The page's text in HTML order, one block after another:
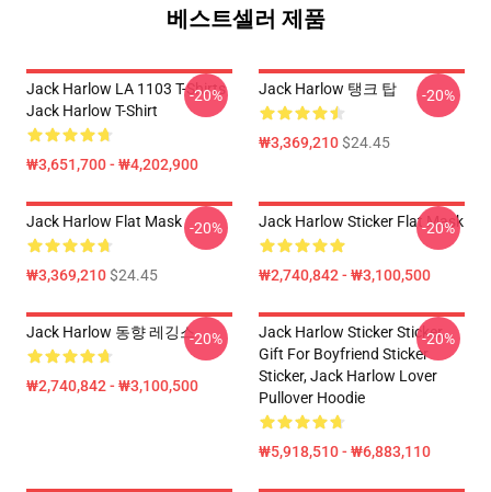
베스트셀러 제품
Jack Harlow LA 1103 T-Shirts
Jack Harlow T-Shirt
₩3,651,700 - ₩4,202,900
-20% Jack Harlow 탱크 탑
₩3,369,210$24.45
-20%
Jack Harlow Flat Mask
₩3,369,210$24.45
-20% Jack Harlow Sticker Flat Mask
₩2,740,842 - ₩3,100,500
-20%
Jack Harlow 동향 레깅스
₩2,740,842 - ₩3,100,500
-20%
Jack Harlow Sticker Sticker,
Gift For Boyfriend Sticker
Sticker, Jack Harlow Lover
Pullover Hoodie
₩5,918,510 - ₩6,883,110
-20%